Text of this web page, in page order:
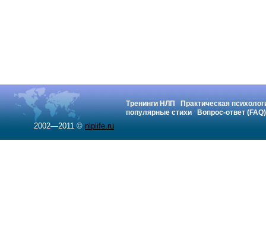
Тренинги НЛП
Практическая
популярные стихи
Вопрос-ответ (FAQ)
2002—2011 © nlplife.ru